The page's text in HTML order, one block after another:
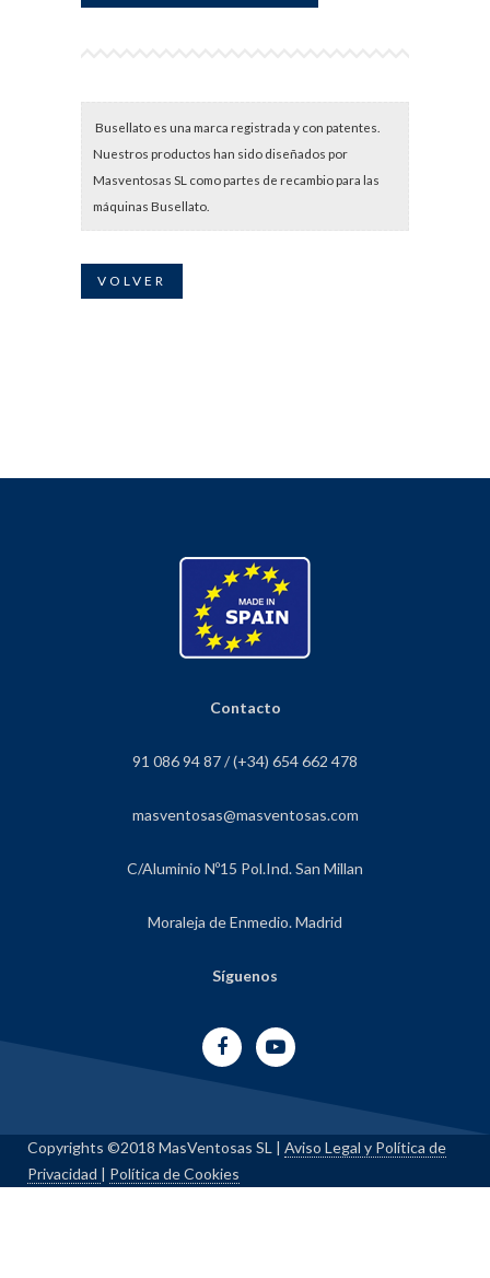
Busellato es una marca registrada y con patentes.
Nuestros productos han sido diseñados por
Masventosas SL como partes de recambio para las
máquinas Busellato.
VOLVER
Contacto
91 086 94 87 / (+34) 654 662 478
masventosas@masventosas.com
C/Aluminio Nº15 Pol.Ind. San Millan
Moraleja de Enmedio. Madrid
Síguenos
Copyrights ©2018 MasVentosas SL | Aviso Legal y Política de
Privacidad | Política de Cookies